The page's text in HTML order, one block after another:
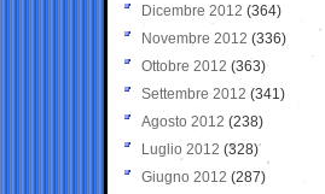
Dicembre 2012 (364)
Novembre 2012 (336)
Ottobre 2012 (363)
Settembre 2012 (341)
Agosto 2012 (238)
Luglio 2012 (328)
Giugno 2012 (287)